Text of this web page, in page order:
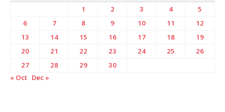
1
2 3 4
5
6
7 8 9 10 11
12
13
14 15 16 17 18
19
20
21 22 23 24 25
26
27
28 29
30
« Oct Dec »